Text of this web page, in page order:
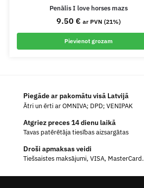
Penālis I love horses mazs
9.50 € ar PVN (21%)
Pievienot grozam
Piegāde ar pakomātu visā Latvijā
Ātri un ērti ar OMNIVA; DPD; VENIPAK
Atgriez preces 14 dienu laikā
Tavas patērētāja tiesības aizsargātas
Droši apmaksas veidi
Tiešsaistes maksājumi, VISA, MasterCard.